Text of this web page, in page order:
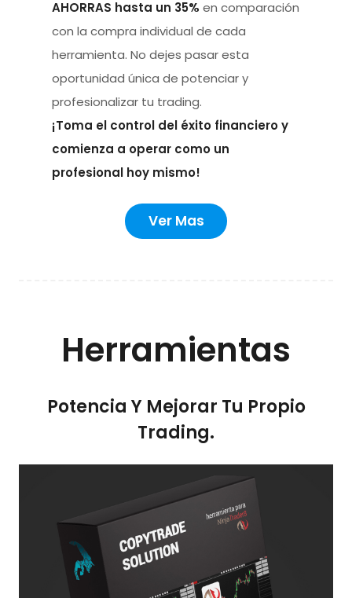
AHORRAS hasta un 35% en comparación
con la compra individual de cada
herramienta. No dejes pasar esta
oportunidad única de potenciar y
profesionalizar tu trading.
¡Toma el control del éxito financiero y
comienza a operar como un
profesional hoy mismo!
Ver Mas
Herramientas
Potencia Y Mejorar Tu Propio
Trading.